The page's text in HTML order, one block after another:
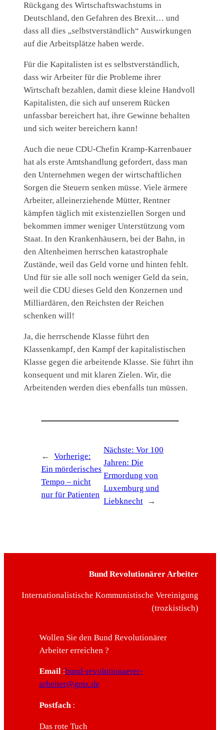
Rückgang des Wirtschaftswachstums in
Deutschland, den Gefahren des Brexit… und
dass all dies „selbstverständlich“ Auswirkungen
auf die Arbeitsplätze haben werde.
Für die Kapitalisten ist es selbstverständlich,
dass wir Arbeiter für die Probleme ihrer
Wirtschaft bezahlen, damit diese kleine Handvoll
Kapitalisten, die sich auf unserem Rücken
unfassbar bereichert hat, ihre Gewinne behalten
und sich weiter bereichern kann!
Auch die neue CDU-Chefin Kramp-Karrenbauer
hat als erste Amtshandlung gefordert, dass man
den Unternehmen wegen der wirtschaftlichen
Sorgen die Steuern senken müsse. Viele ärmere
Arbeiter, alleinerziehende Mütter, Rentner
kämpfen täglich mit existenziellen Sorgen und
bekommen immer weniger Unterstützung vom
Staat. In den Krankenhäusern, bei der Bahn, in
den Altenheimen herrschen katastrophale
Zustände, weil das Geld vorne und hinten fehlt.
Und für sie alle soll noch weniger Geld da sein,
weil die CDU dieses Geld den Konzernen und
Milliardären, den Reichsten der Reichen
schenken will!
Ja, die herrschende Klasse führt den
Klassenkampf, den Kampf der kapitalistischen
Klasse gegen die arbeitende Klasse. Sie führt ihn
konsequent und mit klaren Zielen. Wir, die
Arbeitenden werden dies ebenfalls tun müssen.
←
Vorherige:
Ein mörderisches
Tempo – nicht
nur für Patienten
Nächste:Vor 100
Jahren: Die
Ermordung von
Luxemburg und
Liebknecht
→
Bund Revolutionärer Arbeiter
Internationalistische Kommunistische Vereinigung
(trozkistisch)
Wollen Sie den Bund Revolutionärer
Arbeiter erreichen ?
Email:bund-revolutionaerer-
arbeiter@gmx.de
Postfach:
Das rote Tuch